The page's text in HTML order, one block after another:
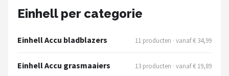
Einhell
Synx Tools
Einhell per categorie
Einhell Accu bladblazers 11 producten · vanaf € 34,99
Einhell Accu grasmaaiers 13 producten · vanaf € 19,89